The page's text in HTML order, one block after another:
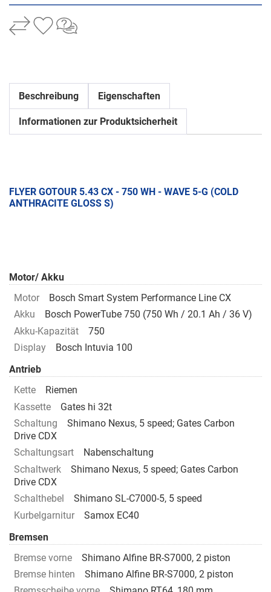
Beschreibung Eigenschaften
Informationen zur Produktsicherheit
FLYER GOTOUR 5.43 CX - 750 WH - WAVE 5-G (COLD
ANTHRACITE GLOSS S)
Motor/ Akku
Motor
Bosch Smart System Performance Line CX
Akku
Bosch PowerTube 750 (750 Wh / 20.1 Ah / 36 V)
Akku-Kapazität
750
Display
Bosch Intuvia 100
Antrieb
Kette
Riemen
Kassette
Gates hi 32t
Schaltung
Shimano Nexus, 5 speed; Gates Carbon
Drive CDX
Schaltungsart
Nabenschaltung
Schaltwerk
Shimano Nexus, 5 speed; Gates Carbon
Drive CDX
Schalthebel
Shimano SL-C7000-5, 5 speed
Kurbelgarnitur
Samox EC40
Bremsen
Bremse vorne
Shimano Alfine BR-S7000, 2 piston
Bremse hinten
Shimano Alfine BR-S7000, 2 piston